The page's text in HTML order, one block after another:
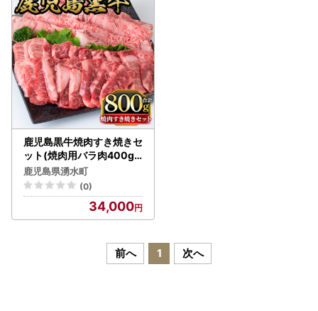
43-B
鹿児島黒牛焼肉すき焼きセ
ット(焼肉用バラ肉400g
・すきやき用肩ロース40
0g) 国産 九州産 鹿児島県
産 牛肉 黒牛 黒毛和牛 和牛
お肉 BBQ 焼き肉 すき焼き
しゃぶしゃぶ ロース肉 ロ
鹿児島県湧水町
(0)
34,000
前へ 1 次へ